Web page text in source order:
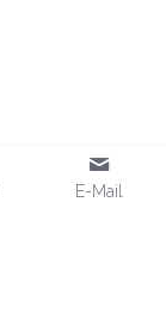
E-Mail